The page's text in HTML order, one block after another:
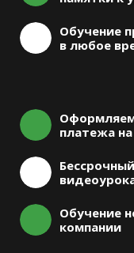
Обучение
в любое
платежа
Обучение
компании